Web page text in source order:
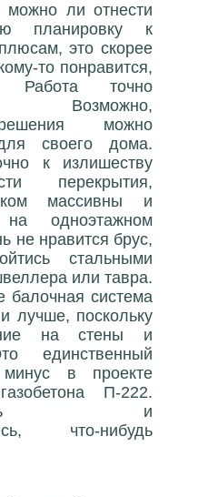
можно ли отнести
планировку к
это скорее
то понравится,
Работа точно
Возможно,
можно
своего дома.
к излишеству
перекрытия,
массивны и
на одноэтажном
не нравится брус,
стальными
или тавра.
система
лучше, поскольку
на стены и
единственный
минус в проекте
П-222.
и
что-нибудь